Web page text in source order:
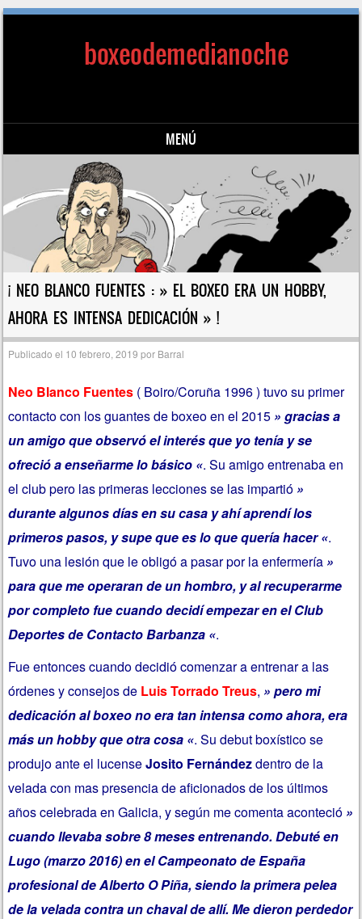
boxeodemedianoche
MENÚ
Saltar al contenido
¡ NEO BLANCO FUENTES : » EL BOXEO ERA UN HOBBY,
AHORA ES INTENSA DEDICACIÓN » !
Publicado el 10 febrero, 2019 por Barral
Neo Blanco Fuentes ( Boiro/Coruña 1996 ) tuvo su primer
contacto con los guantes de boxeo en el 2015 » gracias a
un amigo que observó el interés que yo tenía y se
ofreció a enseñarme lo básico «. Su amigo entrenaba en
el club pero las primeras lecciones se las impartió »
durante algunos días en su casa y ahí aprendí los
primeros pasos, y supe que es lo que quería hacer «.
Tuvo una lesión que le obligó a pasar por la enfermería »
para que me operaran de un hombro, y al recuperarme
por completo fue cuando decidí empezar en el Club
Deportes de Contacto Barbanza «.
Fue entonces cuando decidió comenzar a entrenar a las
órdenes y consejos de Luis Torrado Treus, » pero mi
dedicación al boxeo no era tan intensa como ahora, era
más un hobby que otra cosa «. Su debut boxístico se
produjo ante el lucenseJosito Fernándezdentro de la
velada con mas presencia de aficionados de los últimos
años celebrada en Galicia, y según me comenta aconteció »
cuando llevaba sobre 8 meses entrenando. Debuté en
Lugo (marzo 2016) en el Campeonato de España
profesional de Alberto O Piña, siendo la primera pelea
de la velada contra un chaval de allí. Me dieron perdedor